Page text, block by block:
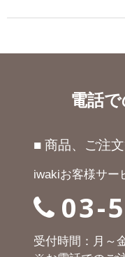
電話
■ 商品、ご注
iwakiお客様サー
03-
受付時間：月～